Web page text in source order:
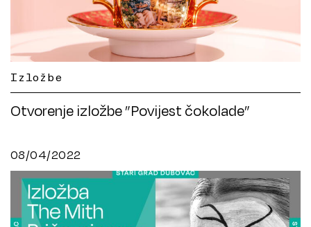
Izložbe
Otvorenje izložbe ”Povijest čokolade”
08/04/2022